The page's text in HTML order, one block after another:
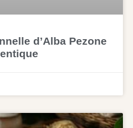
d’Alba Pezone